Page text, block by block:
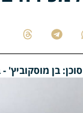
סוכן: בן מוסקוביץ'